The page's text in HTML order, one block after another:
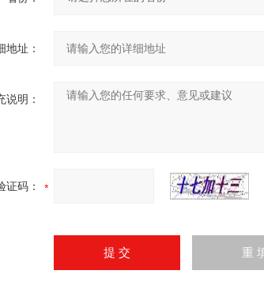
地址：
说明：
证码：